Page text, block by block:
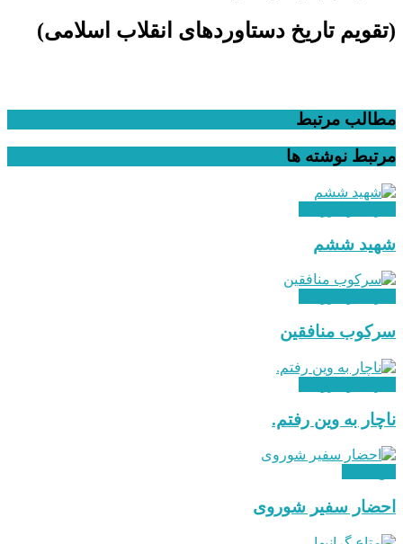
(تقویم تاریخ دستاوردهای انقلاب اسلامی​)
مطالب مرتبط
مرتبط نوشته ها
شهید ششم
سرکوب منافقین
ناچار به وین رفتم.
احضار سفیر شوروی